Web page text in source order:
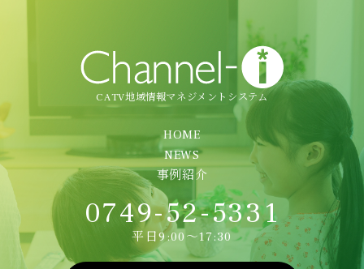
CATV地域情報マネジメントシステム
HOME
NEWS
事例紹介
0749-52-5331
平日9:00～17:30